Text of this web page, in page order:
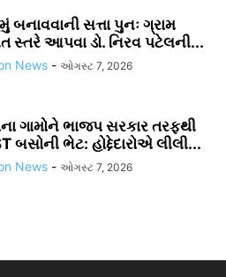
બનાવવાની સત્તા પુનઃ ગ્રામ
સ્તરે આપવા ડો. નિરવ પટેલની...
News - ઓગસ્ટ 7, 2026
ગામોને ભાજપ સરકાર તરફથી
બસોની ભેટ: હોદ્દેદારોએ લીલી...
News - ઓગસ્ટ 7, 2026